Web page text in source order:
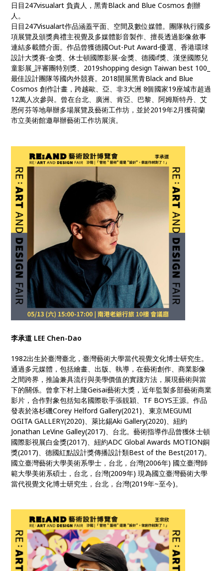
日目247visualart 負責人，黑青Black and Blue Cosmos 創辦
人。
日目247Visualart作品涵蓋平面、空間及數位媒體。團隊執行國多
項展覽及頒獎典禮主視覺及多媒體影音製作、擅長透過影像敘事
連結多載體介面。作品曾獲德國Out-Put Award-優選、香港環球
設計大獎賽-金獎、休士頓國際影展-金獎、德國if獎、漢堡國際兒
童影展_評審團特別獎、2019shopping design Taiwan best 100_
最佳設計團隊等國內外競賽。2018開展黑青Black and Blue
Cosmos 創作計畫，跨越歐、亞、非3大洲 8個國家19座城市超過
12萬人次參與。曾在台北、廣洲、肯亞、巴黎、阿姆斯特丹、艾
恩何芬等地舉辦多場展覽及藝術工作坊，並於2019年2月獲荷蘭
市立美術館邀舉辦藝術工作坊展演。
李承道 LEE Chen-Dao
1982出生於臺灣臺北，臺灣藝術大學當代視覺文化博士研究生。
通過多元媒體，包括繪畫、出版、執導，在藝術創作、商業影像
之間跨界，推論兼具流行與美學價值的實踐方法，展現藝術與當
下的關係。曾拿下村上隆Geisai藝術大獎，近年監製多部藝術商業
影片，合作對象包括知名國際歌手張靚穎、TF BOYS王源。作品
發表於洛杉磯Corey Helford Gallery(2021)、東京MEGUMI
OGITA GALLERY(2020)、萊比錫Aki Gallery(2020)、紐約
Jonathan LeVine Galley(2017)、台北。藝術指導作品曾獲休士頓
國際影視展白金獎(2017)、紐約ADC Global Awards MOTION銅
獎(2017)、德國紅點設計獎傳播設計類Best of the Best(2017)。
國立臺灣藝術大學美術系學士，台北，台灣(2006年) 國立臺灣師
範大學美術系碩士，台北，台灣(2009年) 現為國立臺灣藝術大學
當代視覺文化博士研究生，台北，台灣(2019年~至今)。